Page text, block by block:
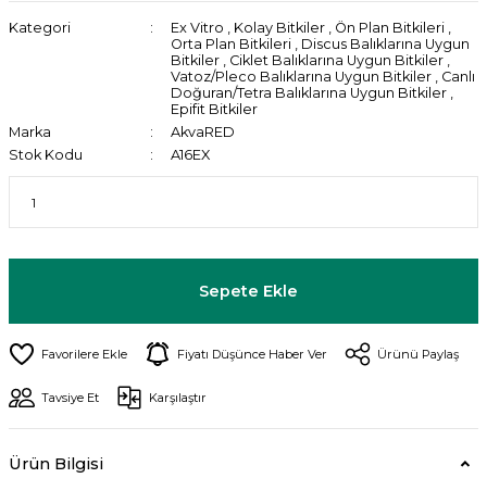
Kategori Ex Vitro , Kolay Bitkiler , Ön Plan Bitkileri ,
Orta Plan Bitkileri , Discus Balıklarına Uygun
Bitkiler , Ciklet Balıklarına Uygun Bitkiler ,
Vatoz/Pleco Balıklarına Uygun Bitkiler , Canlı
Doğuran/Tetra Balıklarına Uygun Bitkiler ,
Epifit Bitkiler
Marka
AkvaRED
Stok Kodu
A16EX
Sepete Ekle
Fiyatı Düşünce Haber Ver Ürünü Paylaş
Tavsiye Et Karşılaştır
Ürün Bilgisi